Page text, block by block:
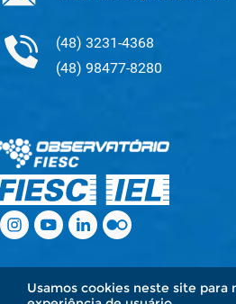
(48) 3231-4368
(48) 98477-8280
.
.
. . . .
Usamos cookies neste site para